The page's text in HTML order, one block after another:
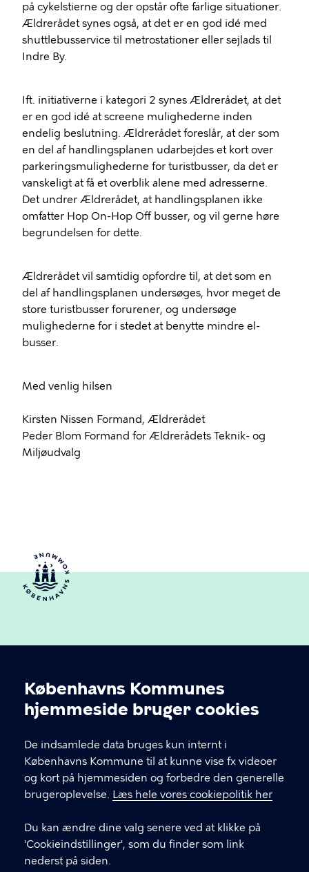
Cookieindstillinger
Københavns Kommunes
hjemmeside bruger cookies
De indsamlede data bruges kun internt i
Københavns Kommune til at kunne vise fx videoer
og kort på hjemmesiden og forbedre den generelle
brugeroplevelse. Læs hele vores cookiepolitik her
Du kan ændre dine valg senere ved at klikke på
'Cookieindstillinger', som du finder som link
nederst på siden.
på cykelstierne og der opstår ofte farlige situationer.
Ældrerådet synes også, at det er en god idé med
shuttlebusservice til metrostationer eller sejlads til
Indre By.
Ift. initiativerne i kategori 2 synes Ældrerådet, at det
er en god idé at screene mulighederne inden
endelig beslutning. Ældrerådet foreslår, at der som
en del af handlingsplanen udarbejdes et kort over
parkeringsmulighederne for turistbusser, da det er
vanskeligt at få et overblik alene med adresserne.
Det undrer Ældrerådet, at handlingsplanen ikke
omfatter Hop On-Hop Off busser, og vil gerne høre
begrundelsen for dette.
Ældrerådet vil samtidig opfordre til, at det som en
del af handlingsplanen undersøges, hvor meget de
store turistbusser forurener, og undersøge
mulighederne for i stedet at benytte mindre el-
busser.
Med venlig hilsen
Kirsten Nissen Formand, Ældrerådet
Peder Blom Formand for Ældrerådets Teknik- og
Miljøudvalg
Københavns Kommune
KONTAKT
Rådhuspladsen 1, 1550 København V